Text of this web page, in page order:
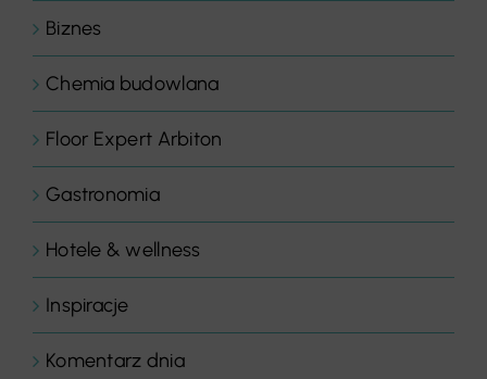
Biznes
Chemia budowlana
Floor Expert Arbiton
Gastronomia
Hotele & wellness
Inspiracje
Komentarz dnia